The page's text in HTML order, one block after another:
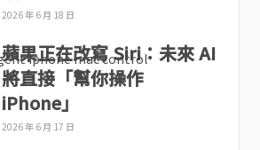
2026 年 6 月 18 日
蘋果正在改寫 Siri：未來 AI
將直接「幫你操作
iPhone」
2026 年 6 月 17 日